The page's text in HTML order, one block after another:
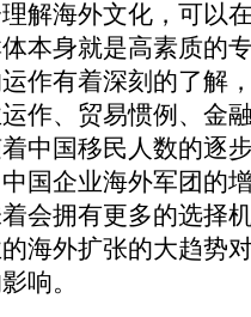
解海外文化，可以
本身就是高素质的
作有着深刻的了解
作、贸易惯例、金
中国移民人数的逐
国企业海外军团的
会拥有更多的选择
海外扩张的大趋势
响。